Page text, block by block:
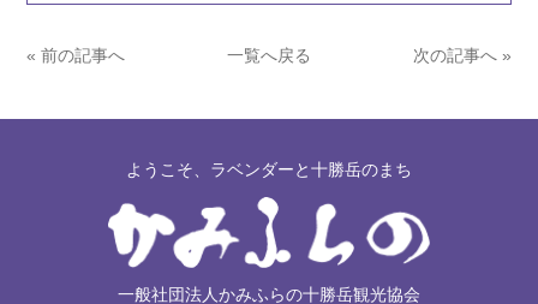
« 前の記事へ 一覧へ戻る 次の記事へ »
ようこそ、ラベンダーと十勝岳のまち
一般社団法人かみふらの十勝岳観光協会